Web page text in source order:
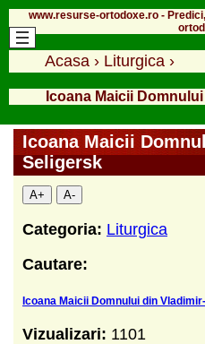
www.resurse-ortodoxe.ro -
Acasa › Liturgica ›
Icoana Maicii
Icoana Maicii
Seligersk
A+ A-
Categoria: Liturgica
Cautare:
Icoana Maicii Domnului din
Vizualizari: 1101